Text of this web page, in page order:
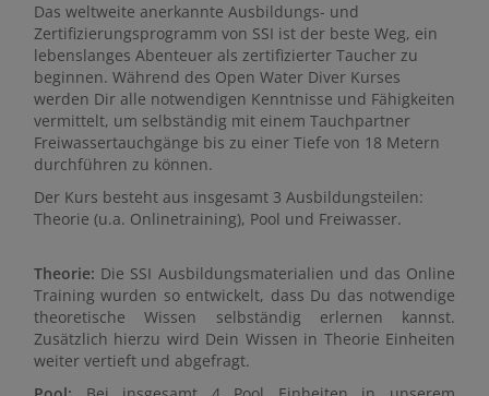
Das weltweite anerkannte Ausbildungs- und
Zertifizierungsprogramm von SSI ist der beste Weg, ein
lebenslanges Abenteuer als zertifizierter Taucher zu
beginnen. Während des Open Water Diver Kurses
werden Dir alle notwendigen Kenntnisse und Fähigkeiten
vermittelt, um selbständig mit einem Tauchpartner
Freiwassertauchgänge bis zu einer Tiefe von 18 Metern
durchführen zu können.
Der Kurs besteht aus insgesamt 3 Ausbildungsteilen:
Theorie (u.a. Onlinetraining), Pool und Freiwasser.
Theorie: Die SSI Ausbildungsmaterialien und das Online
Training wurden so entwickelt, dass Du das notwendige
theoretische Wissen selbständig erlernen kannst.
Zusätzlich hierzu wird Dein Wissen in Theorie Einheiten
weiter vertieft und abgefragt.